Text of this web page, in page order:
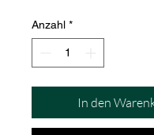
Anzahl *
In den